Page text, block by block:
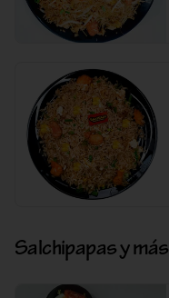
Salchipapas y más